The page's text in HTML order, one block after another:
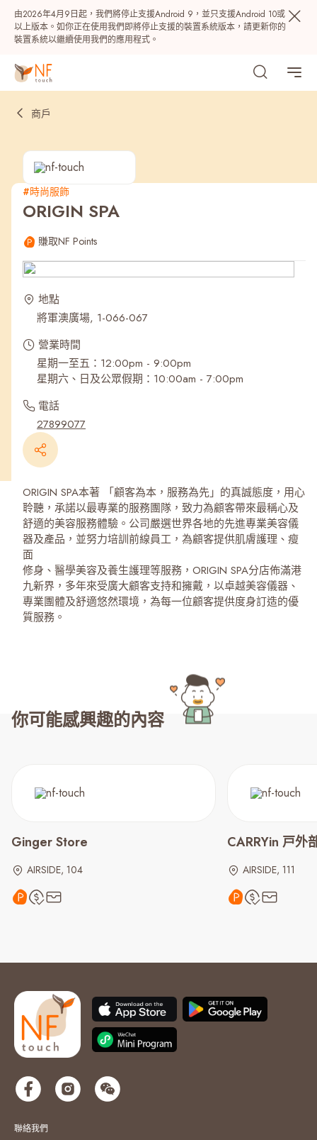
由2026年4月9日起，我們將停止支援Android 9，並只支援Android 10或
以上版本。如你正在使用我們即將停止支援的裝置系統版本，請更新你的
裝置系統以繼續使用我們的應用程式。
熱門
最近搜尋紀錄
商戶
#時尚服飾
ORIGIN SPA
賺取NF Points
地點
將軍澳廣場, 1-066-067
營業時間
星期一至五：12:00pm - 9:00pm
星期六、日及公眾假期：10:00am - 7:00pm
電話
27899077
ORIGIN SPA本著 「顧客為本，服務為先」的真誠態度，用心
聆聽，承諾以最專業的服務團隊，致力為顧客帶來最稱心及
舒適的美容服務體驗。公司嚴選世界各地的先進專業美容儀
器及產品，並努力培訓前線員工，為顧客提供肌膚護理、瘦
面
修身、醫學美容及養生護理等服務，ORIGIN SPA分店佈滿港
九新界，多年來受廣大顧客支持和擁戴，以卓越美容儀器、
專業團體及舒適悠然環境，為每一位顧客提供度身訂造的優
質服務。
你可能感興趣的內容
Ginger Store
AIRSIDE, 104
CARRYin 戸外
AIRSIDE, 111
聯絡我們